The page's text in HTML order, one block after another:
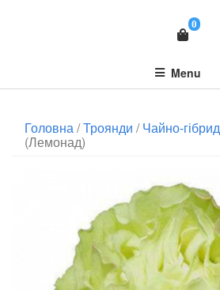
0
Menu
Головна/Троянди /Чайно-
(Лемонад)